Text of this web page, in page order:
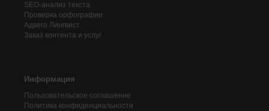
SEO-анализ текста
Проверка орфографии
Адвего Лингвист
Заказ контента и услуг
Информация
Пользовательское соглашение
Политика конфиденциальности